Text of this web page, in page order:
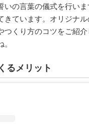
いの言葉の儀式を行い
きています。オリジナ
つくり方のコツをご紹
るメリット